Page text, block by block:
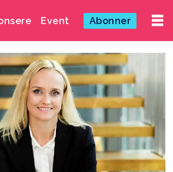
Event Abonner